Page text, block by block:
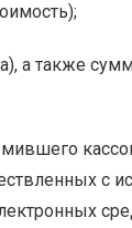
а также
с